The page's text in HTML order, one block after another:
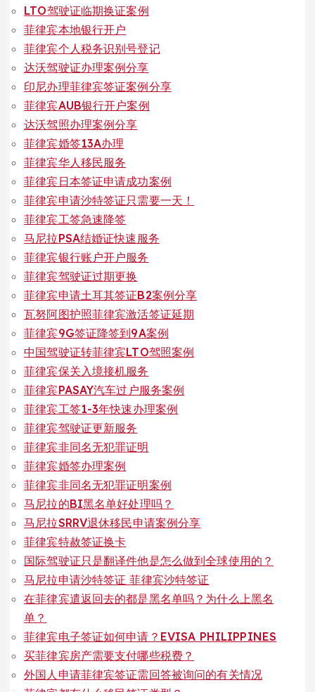
LTO驾驶证临期换证案例
菲律宾本地银行开户
菲律宾个人税务识别号登记
达沃驾驶证办理案例分享
印尼办理菲律宾签证案例分享
菲律宾AUB银行开户案例
达沃驾照办理案例分享
菲律宾婚签13A办理
菲律宾华人移民服务
菲律宾日本签证申请成功案例
菲律宾申请沙特签证只需要一天！
菲律宾工签急速降签
马尼拉PSA结婚证快速服务
菲律宾银行账户开户服务
菲律宾驾驶证过期更换
菲律宾申请土耳其签证B2案例分享
瓦努阿图护照菲律宾激活签证延期
菲律宾9G签证降签到9A案例
中国驾驶证转菲律宾LTO驾照案例
菲律宾保关入境接机服务
菲律宾PASAY汽车过户服务案例
菲律宾工签1-3年快速办理案例
菲律宾驾驶证更新服务
菲律宾非同名无犯罪证明
菲律宾婚签办理案例
菲律宾非同名无犯罪证明案例
马尼拉的BI黑名单好处理吗？
马尼拉SRRV退休移民申请案例分享
菲律宾特赦签证换卡
国际驾驶证只是翻译件他是怎么做到全球使用的？
马尼拉申请沙特签证 菲律宾沙特签证
在菲律宾遣返回去的都是黑名单吗？为什么上黑名
单？
菲律宾电子签证如何申请？EVISA PHILIPPINES
买菲律宾房产需要支付哪些税费？
外国人申请菲律宾签证需回答被询问的有关情况